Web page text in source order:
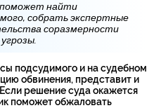
поможет найти
собрать экспертные
соразмерности
подсудимого и на судебном
обвинения, представит и
решение суда окажется
поможет обжаловать